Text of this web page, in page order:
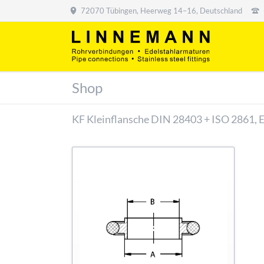
72070 Tübingen, Heerweg 14–16, Deutschland
Shop
KF Kleinflansche DIN 28403 + ISO 2861,